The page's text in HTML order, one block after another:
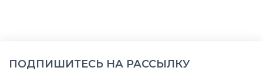
ПОДПИШИТЕСЬ НА РАССЫЛКУ